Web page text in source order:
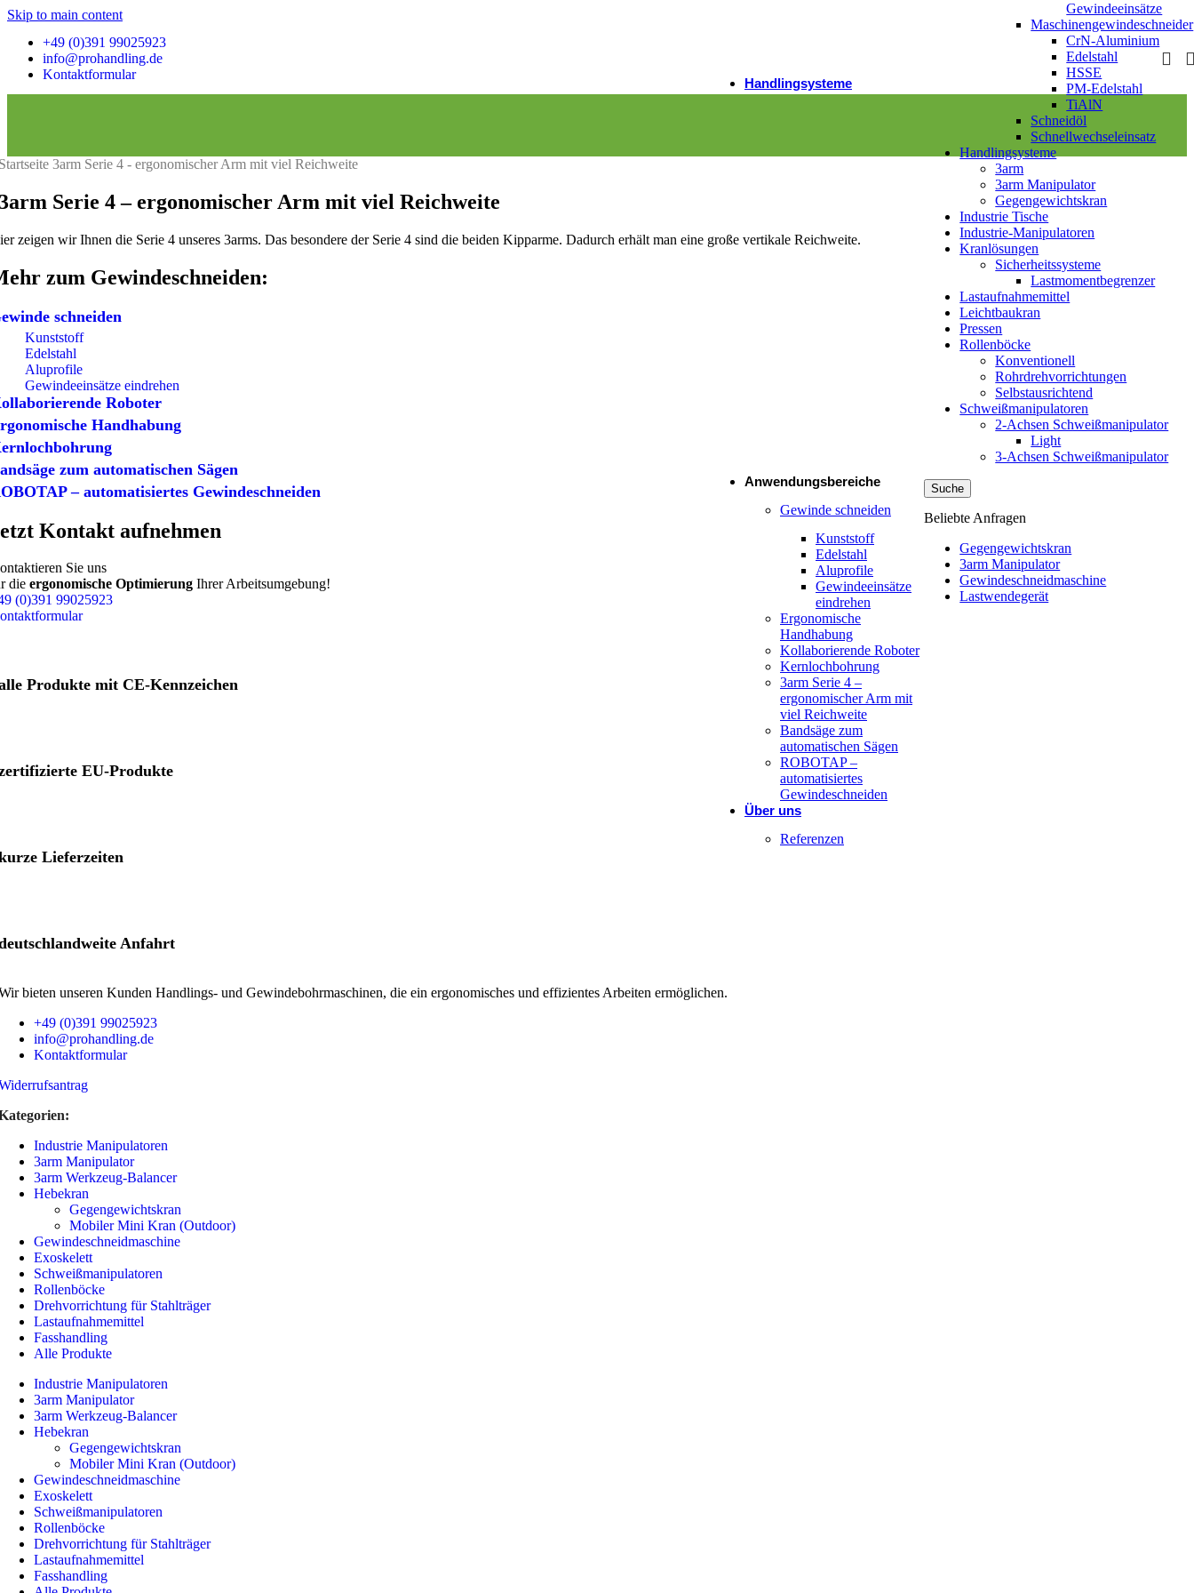
Skip to main content
+49 (0)391 99025923
info@prohandling.de
Kontaktformular
Selbstausrichtende Rollenböcke / Behälterdrehvorrichtung
Konventionelle Rollenböcke / Behälterdrehvorrichtung
Drehvorrichtung für Stahlträger
Lastaufnahmemittel
Wendetraverse
Lastwendegerät
Magnettraversen
Schienentraversen
C-Haken
Fasshandling
Fassheber
Industrie Manipulatoren
Alle Produkte
Handlingsysteme
pneumatische Hebehilfe für
Anwendungsbereiche
Gewinde schneiden
Kunststoff
Edelstahl
Aluprofile
Gewindeeinsätze
eindrehen
Ergonomische
Handhabung
Kollaborierende Roboter
Kernlochbohrung
3arm Serie 4 –
ergonomischer Arm mit
viel Reichweite
Bandsäge zum
automatischen Sägen
ROBOTAP –
automatisiertes
Gewindeschneiden
Über uns
Referenzen
Gewindeeinsätze
Maschinengewindeschneider
CrN-Aluminium
Edelstahl
HSSE
PM-Edelstahl
TiAlN
Schneidöl
Schnellwechseleinsatz
Handlingsysteme
3arm
3arm Manipulator
Gegengewichtskran
Industrie Tische
Industrie-Manipulatoren
Kranlösungen
Sicherheitssysteme
Lastmomentbegrenzer
Lastaufnahmemittel
Leichtbaukran
Pressen
Rollenböcke
Konventionell
Rohrdrehvorrichtungen
Selbstausrichtend
Schweißmanipulatoren
2-Achsen Schweißmanipulator
Light
3-Achsen Schweißmanipulator
Suche
Beliebte Anfragen
Gegengewichtskran
3arm Manipulator
Gewindeschneidmaschine
Lastwendegerät
3arm Serie 4 - ergonomischer Arm mit viel Reichweite
Serie 4 – ergonomischer Arm mit viel Reichweite
zeigen wir Ihnen die Serie 4 unseres 3arms. Das besondere der Serie 4 sind die beiden Kipparme. Dadurch erhält man eine große vertikale Reichweite.
zum Gewindeschneiden:
schneiden
Kunststoff
Edelstahl
Aluprofile
Gewindeeinsätze eindrehen
Roboter
Handhabung
zum automatischen Sägen
– automatisiertes Gewindeschneiden
Kontakt aufnehmen
Sie uns
die ergonomische Optimierung Ihrer Arbeitsumgebung!
(0)391 99025923
Produkte mit CE-Kennzeichen
EU-Produkte
Lieferzeiten
Anfahrt
bieten unseren Kunden Handlings- und Gewinde­bohrmaschinen, die ein ergonomisches und effizientes Arbeiten ermöglichen.
+49 (0)391 99025923
info@prohandling.de
Kontaktformular
Industrie Manipulatoren
3arm Manipulator
3arm Werkzeug-Balancer
Hebekran
Gegengewichtskran
Mobiler Mini Kran (Outdoor)
Gewindeschneidmaschine
Exoskelett
Schweißmanipulatoren
Rollenböcke
Drehvorrichtung für Stahlträger
Lastaufnahmemittel
Fasshandling
Alle Produkte
Industrie Manipulatoren
3arm Manipulator
3arm Werkzeug-Balancer
Hebekran
Gegengewichtskran
Mobiler Mini Kran (Outdoor)
Gewindeschneidmaschine
Exoskelett
Schweißmanipulatoren
Rollenböcke
Drehvorrichtung für Stahlträger
Lastaufnahmemittel
Fasshandling